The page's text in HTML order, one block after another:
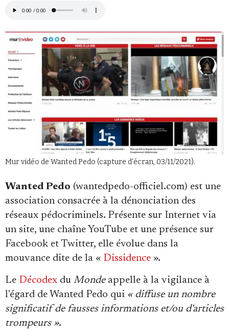
Faire un don
Demander à Vera
Se connecter
Mur vidéo de Wanted Pedo (capture d'écran, 03/11/2021).
Wanted Pedo (wantedpedo-officiel.com) est une
association consacrée à la dénonciation des
réseaux pédocriminels. Présente sur Internet via
un site, une chaîne YouTube et une présence sur
Facebook et Twitter, elle évolue dans la
mouvance dite de la « Dissidence ».
Le Décodex du Monde appelle à la vigilance à
l'égard de Wanted Pedo qui « diffuse un nombre
significatif de fausses informations et/ou d'articles
trompeurs ».